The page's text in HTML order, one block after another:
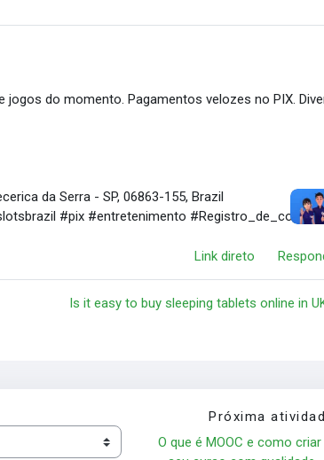
do momento. Pagamentos velozes no PIX.
da Serra - SP, 06863-155, Brazil
#pix #entretenimento #Registro_de_conta
Link direto
Is it easy to buy sleeping tablets online in
Próxima
O que é MOOC e como criar